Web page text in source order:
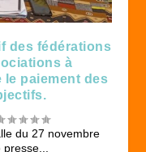
des fédérations
à
paiement des
du 27 novembre